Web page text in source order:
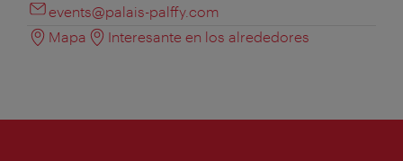
events@palais-palffy.com
Mapa
Interesante en los alrededores